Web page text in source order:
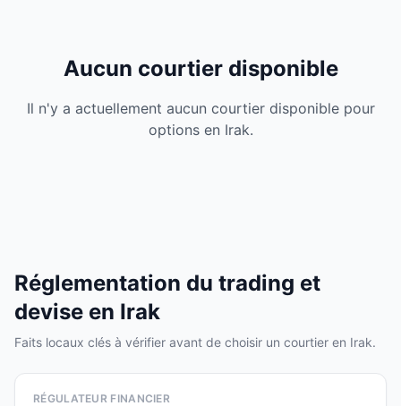
Aucun courtier disponible
Il n'y a actuellement aucun courtier disponible pour
options en Irak.
Réglementation du trading et
devise en Irak
Faits locaux clés à vérifier avant de choisir un courtier en Irak.
RÉGULATEUR FINANCIER